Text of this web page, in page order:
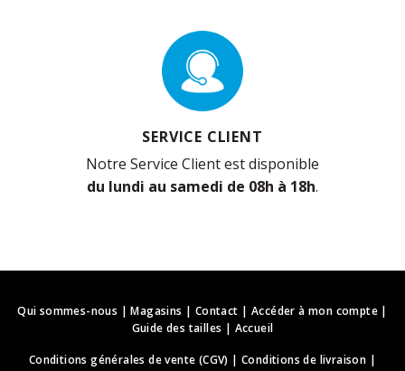
SERVICE CLIENT
Notre Service Client est disponible
du lundi au samedi de 08h à 18h.
Qui sommes-nous |Magasins | Contact | Accéder à mon compte|
Guide des tailles | Accueil
Conditions générales de vente (CGV) |Conditions de livraison |